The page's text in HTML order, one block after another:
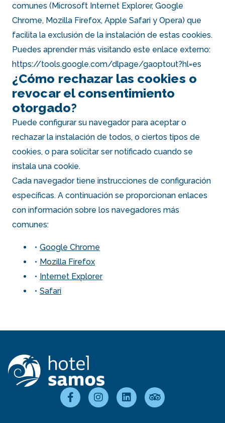
comunes (Microsoft Internet Explorer, Google
Chrome, Mozilla Firefox, Apple Safari y Opera) que
facilita la exclusión de la instalación de estas cookies.
Puedes aprender más visitando este enlace externo:
https://tools.google.com/dlpage/gaoptout?hl=es
¿Cómo rechazar las cookies o
revocar el consentimiento
otorgado?
Puede configurar su navegador para aceptar o
rechazar la instalación de todos, o ciertos tipos de
cookies, o para solicitar ser notificado cuando se
instala una cookie.
Cada navegador tiene instrucciones de configuración
específicas. A continuación se proporcionan enlaces
con información sobre los navegadores más
comunes:
Google Chrome
Mozilla Firefox
Internet Explorer
Safari